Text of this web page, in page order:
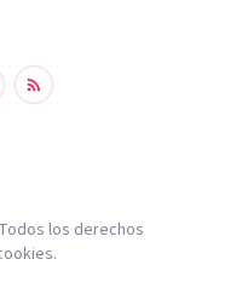
los derechos
.